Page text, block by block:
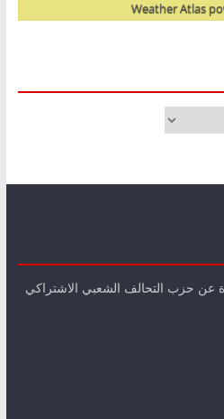
Weather Atlas
عن حزب التحالف الشعبي الاشتراكي